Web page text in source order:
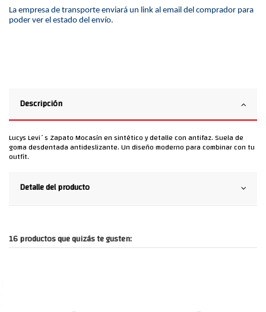
La empresa de transporte enviará un link al email del comprador para
poder ver el estado del envío.
Descripción
Lucys Levi´s Zapato Mocasín en sintético y detalle con antifaz. Suela de
goma desdentada antideslizante. Un diseño moderno para combinar con tu
outfit.
Detalle del producto
16 productos que quizás te gusten: